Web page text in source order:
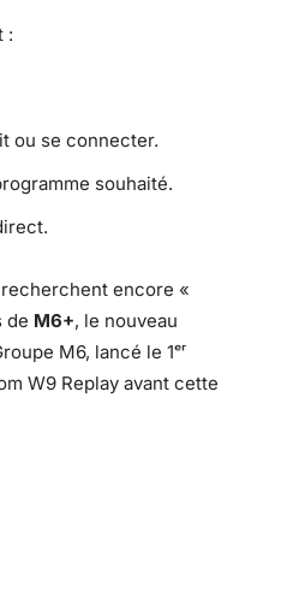
:
ou se connecter.
souhaité.
encore «
de M6+, le nouveau
M6, lancé le 1ᵉʳ
W9 Replay avant cette